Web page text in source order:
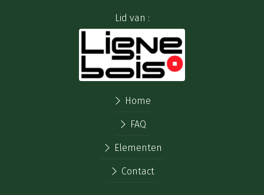
Lid van :
Home
FAQ
Elementen
Contact